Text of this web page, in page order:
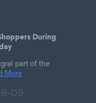
During
part of the
More
09